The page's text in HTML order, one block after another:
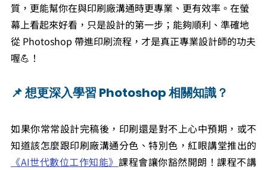
質，更能幫你在與印刷廠溝通時更專業、更有效率。在螢
幕上看起來好看，只是設計的第一步；能夠順利、準確地
從 Photoshop 帶進印刷流程，才是真正專業設計師的功夫
喔💪！
📌 想更深入學習 Photoshop 相關知識？
如果你常常設計完稿後，印刷還是對不上心中預期，或不
知道該怎麼跟印刷廠溝通分色、特別色， 紅眼講堂推出的
《AI世代數位工作知能》 課程會讓你豁然開朗！課程不講